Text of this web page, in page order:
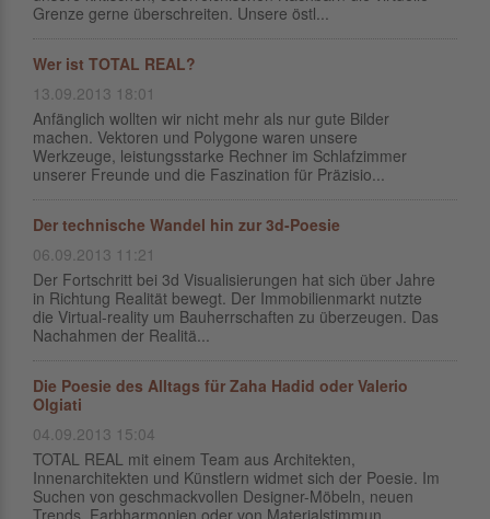
Grenze gerne überschreiten. Unsere östl...
Wer ist TOTAL REAL?
13.09.2013 18:01
Anfänglich wollten wir nicht mehr als nur gute Bilder
machen. Vektoren und Polygone waren unsere
Werkzeuge, leistungsstarke Rechner im Schlafzimmer
unserer Freunde und die Faszination für Präzisio...
Der technische Wandel hin zur 3d-Poesie
06.09.2013 11:21
Der Fortschritt bei 3d Visualisierungen hat sich über Jahre
in Richtung Realität bewegt. Der Immobilienmarkt nutzte
die Virtual-reality um Bauherrschaften zu überzeugen. Das
Nachahmen der Realitä...
Die Poesie des Alltags für Zaha Hadid oder Valerio
Olgiati
04.09.2013 15:04
TOTAL REAL mit einem Team aus Architekten,
Innenarchitekten und Künstlern widmet sich der Poesie. Im
Suchen von geschmackvollen Designer-Möbeln, neuen
Trends, Farbharmonien oder von Materialstimmun...